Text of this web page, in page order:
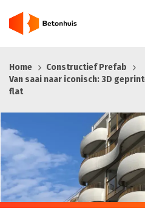
en
naar
inhoud
gaan
Home
Constructief Prefab
Van saai naar iconisch: 3D
flat